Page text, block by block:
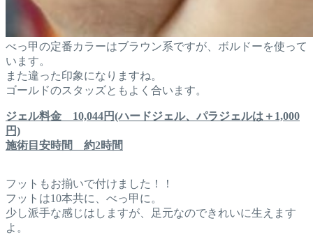
べっ甲の定番カラーはブラウン系ですが、ボルドーを使って
います。
また違った印象になりますね。
ゴールドのスタッズともよく合います。
ジェル料金 10,044円(ハードジェル、パラジェルは＋1,000
円)
施術目安時間 約2時間
フットもお揃いで付けました！！
フットは10本共に、べっ甲に。
少し派手な感じはしますが、足元なのできれいに生えます
よ。